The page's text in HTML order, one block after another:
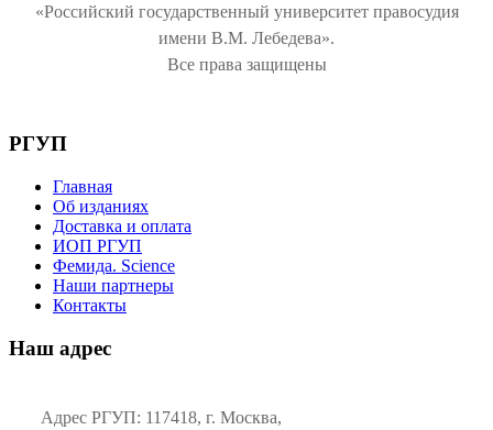
«Российский государственный университет правосудия
имени В.М. Лебедева».
Все права защищены
РГУП
Главная
Об изданиях
Доставка и оплата
ИОП РГУП
Фемида. Science
Наши партнеры
Контакты
Наш адрес
Адрес РГУП: 117418, г. Москва,